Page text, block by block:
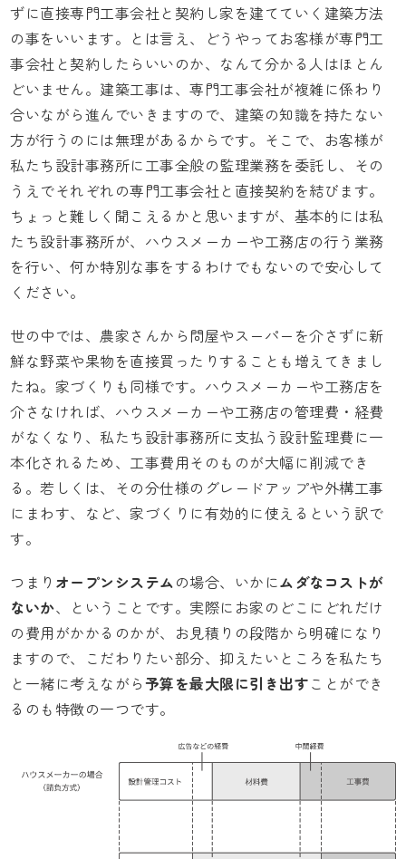
ずに直接専門工事会社と契約し家を建てていく建築方法
の事をいいます。とは言え、どうやってお客様が専門工
事会社と契約したらいいのか、なんて分かる人はほとん
どいません。建築工事は、専門工事会社が複雑に係わり
合いながら進んでいきますので、建築の知識を持たない
方が行うのには無理があるからです。そこで、お客様が
私たち設計事務所に工事全般の監理業務を委託し、その
うえでそれぞれの専門工事会社と直接契約を結びます。
ちょっと難しく聞こえるかと思いますが、基本的には私
たち設計事務所が、ハウスメーカーや工務店の行う業務
を行い、何か特別な事をするわけでもないので安心して
ください。
世の中では、農家さんから問屋やスーパーを介さずに新
鮮な野菜や果物を直接買ったりすることも増えてきまし
たね。家づくりも同様です。ハウスメーカーや工務店を
介さなければ、ハウスメーカーや工務店の管理費・経費
がなくなり、私たち設計事務所に支払う設計監理費に一
本化されるため、工事費用そのものが大幅に削減でき
る。若しくは、その分仕様のグレードアップや外構工事
にまわす、など、家づくりに有効的に使えるという訳で
す。
つまり オープンシステム の場合、いかにムダなコストが
ないか、ということです。実際にお家のどこにどれだけ
の費用がかかるのかが、お見積りの段階から明確になり
ますので、こだわりたい部分、抑えたいところを私たち
と一緒に考えながら 予算を最大限に引き出す ことができ
るのも特徴の一つです。